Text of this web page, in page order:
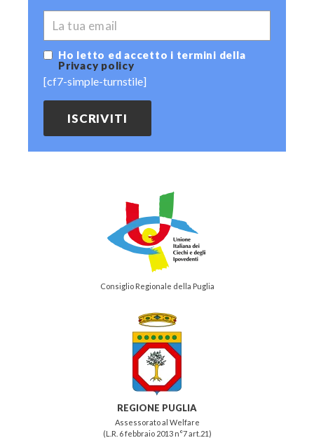
EMAIL
Ho letto ed accetto i termini della
Privacy policy
[cf7-simple-turnstile]
Consiglio Regionale della Puglia
REGIONE PUGLIA
Assessorato al Welfare
(L.R. 6 febbraio 2013 n°7 art.21)